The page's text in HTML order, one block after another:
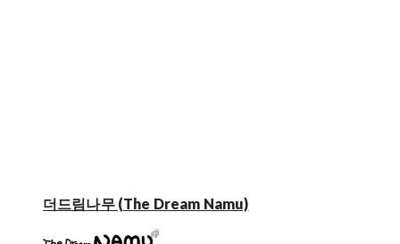
더드림나무 (The Dream Namu)